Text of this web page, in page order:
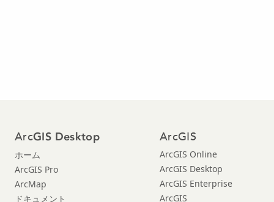
ArcGIS Desktop
ホーム
ArcGIS Pro
ArcMap
ドキュメント
ArcGIS
ArcGIS Online
ArcGIS Desktop
ArcGIS Enterprise
ArcGIS